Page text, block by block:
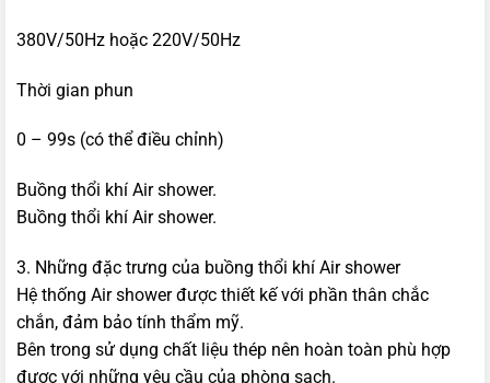
380V/50Hz hoặc 220V/50Hz
Thời gian phun
0 – 99s (có thể điều chỉnh)
Buồng thổi khí Air shower.
Buồng thổi khí Air shower.
3. Những đặc trưng của buồng thổi khí Air shower
Hệ thống Air shower được thiết kế với phần thân chắc
chắn, đảm bảo tính thẩm mỹ.
Bên trong sử dụng chất liệu thép nên hoàn toàn phù hợp
được với những yêu cầu của phòng sạch.